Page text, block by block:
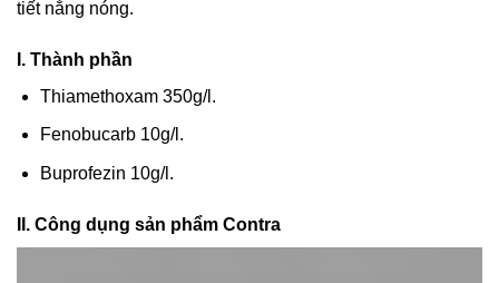
tiết nắng nóng.
I. Thành phần
Thiamethoxam 350g/l.
Fenobucarb 10g/l.
Buprofezin 10g/l.
II. Công dụng sản phẩm Contra